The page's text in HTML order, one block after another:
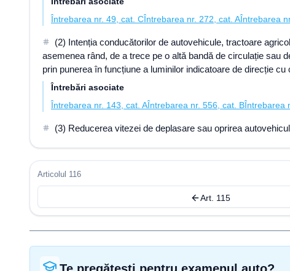
Întrebarea nr. 49, cat. CÎntrebarea nr. 272, cat. AÎntrebarea
(2) Intenția conducătorilor de autovehicule, tractoare
asemenea rând, de a trece pe o altă bandă de circulație sau
prin punerea în funcțiune a luminilor indicatoare de direcție
Întrebări asociate
Întrebarea nr. 143, cat. AÎntrebarea nr. 556, cat. BÎntrebarea
(3) Reducerea vitezei de deplasare sau oprirea
Articolul 116
Art. 115